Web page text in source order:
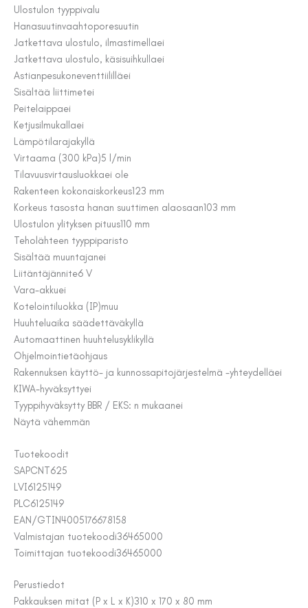
Ulostulon tyyppivalu
Hanasuutinvaahtoporesuutin
Jatkettava ulostulo, ilmastimellaei
Jatkettava ulostulo, käsisuihkullaei
Astianpesukoneventtiililläei
Sisältää liittimetei
Peitelaippaei
Ketjusilmukallaei
Lämpötilarajakyllä
Virtaama (300 kPa)5 l/min
Tilavuusvirtausluokkaei ole
Rakenteen kokonaiskorkeus123 mm
Korkeus tasosta hanan suuttimen alaosaan103 mm
Ulostulon ylityksen pituus110 mm
Teholähteen tyyppiparisto
Sisältää muuntajanei
Liitäntäjännite6 V
Vara-akkuei
Kotelointiluokka (IP)muu
Huuhteluaika säädettäväkyllä
Automaattinen huuhtelusyklikyllä
Ohjelmointietäohjaus
Rakennuksen käyttö- ja kunnossapitojärjestelmä -yhteydelläei
KIWA-hyväksyttyei
Tyyppihyväksytty BBR / EKS: n mukaanei
Näytä vähemmän
Tuotekoodit
SAPCNT625
LVI6125149
PLC6125149
EAN/GTIN4005176678158
Valmistajan tuotekoodi36465000
Toimittajan tuotekoodi36465000
Perustiedot
Pakkauksen mitat (P x L x K)310 x 170 x 80 mm